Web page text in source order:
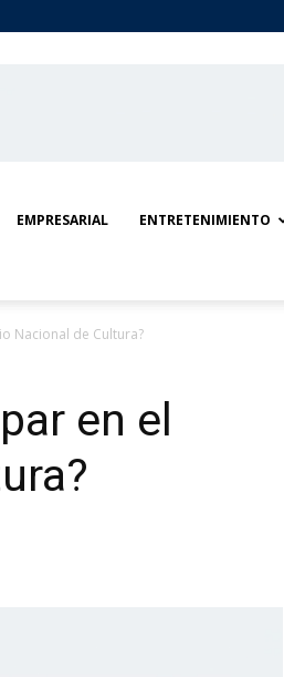
EMPRESARIAL ENTRETENIMIENTO
Nacional de Cultura?
en el